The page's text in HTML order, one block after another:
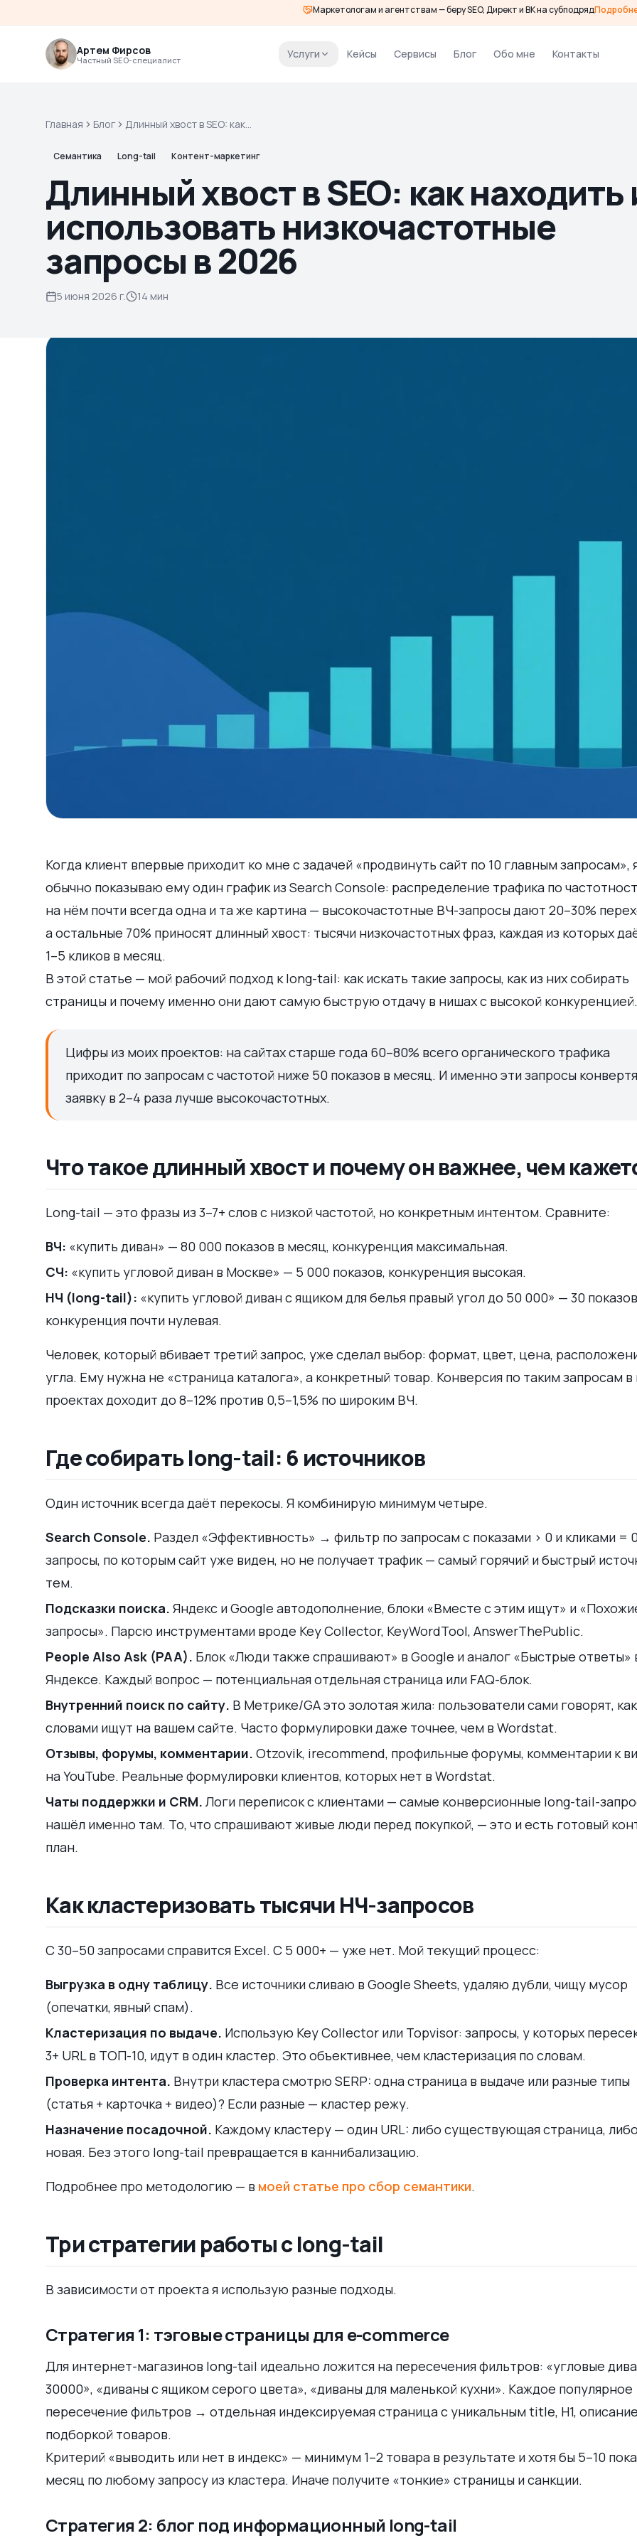
Маркетологам и агентствам — беру SEO, Директ и ВК на субподряд
Артем Фирсов
Частный SEO-специалист Услуги Кейсы Сервисы Блог Обо мне Контакты
Главная Блог
Длинный хвост в SEO: как
низкочастотные запросы в
Семантика Long-tail Контент-маркетинг
Длинный хвост в SEO: как находить
использовать низкочастотные
запросы в 2026
5 июня 2026 г. 14 мин
Когда клиент впервые приходит ко мне с задачей «продвинуть сайт по 10 главным запросам»,
обычно показываю ему один график из Search Console: распределение трафика по
на нём почти всегда одна и та же картина — высокочастотные ВЧ-запросы дают 20–30%
а остальные 70% приносят длинный хвост: тысячи низкочастотных фраз, каждая из которых
1–5 кликов в месяц.
В этой статье — мой рабочий подход к long-tail: как искать такие запросы, как из них собирать
страницы и почему именно они дают самую быструю отдачу в нишах с высокой конкуренцией.
Цифры из моих проектов: на сайтах старше года 60–80% всего органического трафика
приходит по запросам с частотой ниже 50 показов в месяц. И именно эти запросы
заявку в 2–4 раза лучше высокочастотных.
Что такое длинный хвост и почему он важнее, чем
Long-tail — это фразы из 3–7+ слов с низкой частотой, но конкретным интентом. Сравните:
ВЧ: «купить диван» — 80 000 показов в месяц, конкуренция максимальная.
СЧ: «купить угловой диван в Москве» — 5 000 показов, конкуренция высокая.
НЧ (long-tail): «купить угловой диван с ящиком для белья правый угол до 50 000» — 30
конкуренция почти нулевая.
Человек, который вбивает третий запрос, уже сделал выбор: формат, цвет, цена,
угла. Ему нужна не «страница каталога», а конкретный товар. Конверсия по таким запросам
проектах доходит до 8–12% против 0,5–1,5% по широким ВЧ.
Где собирать long-tail: 6 источников
Один источник всегда даёт перекосы. Я комбинирую минимум четыре.
Search Console. Раздел «Эффективность» → фильтр по запросам с показами > 0 и кликами =
запросы, по которым сайт уже виден, но не получает трафик — самый горячий и быстрый
тем.
Подсказки поиска. Яндекс и Google автодополнение, блоки «Вместе с этим ищут» и
запросы». Парсю инструментами вроде Key Collector, KeyWordTool, AnswerThePublic.
People Also Ask (PAA). Блок «Люди также спрашивают» в Google и аналог «Быстрые ответы»
Яндексе. Каждый вопрос — потенциальная отдельная страница или FAQ-блок.
Внутренний поиск по сайту. В Метрике/GA это золотая жила: пользователи сами говорят,
словами ищут на вашем сайте. Часто формулировки даже точнее, чем в Wordstat.
Отзывы, форумы, комментарии. Otzovik, irecommend, профильные форумы, комментарии к
на YouTube. Реальные формулировки клиентов, которых нет в Wordstat.
Чаты поддержки и CRM. Логи переписок с клиентами — самые конверсионные long-tail-
нашёл именно там. То, что спрашивают живые люди перед покупкой, — это и есть готовый
план.
Как кластеризовать тысячи НЧ-запросов
С 30–50 запросами справится Excel. С 5 000+ — уже нет. Мой текущий процесс:
Выгрузка в одну таблицу. Все источники сливаю в Google Sheets, удаляю дубли, чищу мусор
(опечатки, явный спам).
Кластеризация по выдаче. Использую Key Collector или Topvisor: запросы, у которых
3+ URL в ТОП-10, идут в один кластер. Это объективнее, чем кластеризация по словам.
Проверка интента. Внутри кластера смотрю SERP: одна страница в выдаче или разные типы
(статья + карточка + видео)? Если разные — кластер режу.
Назначение посадочной. Каждому кластеру — один URL: либо существующая страница, либо
новая. Без этого long-tail превращается в каннибализацию.
Подробнее про методологию — в моей статье про сбор семантики.
Три стратегии работы с long-tail
В зависимости от проекта я использую разные подходы.
Стратегия 1: тэговые страницы для e-commerce
Для интернет-магазинов long-tail идеально ложится на пересечения фильтров: «угловые
30000», «диваны с ящиком серого цвета», «диваны для маленькой кухни». Каждое популярное
пересечение фильтров → отдельная индексируемая страница с уникальным title, H1,
подборкой товаров.
Критерий «выводить или нет в индекс» — минимум 1–2 товара в результате и хотя бы 5–10
месяц по любому запросу из кластера. Иначе получите «тонкие» страницы и санкции.
Стратегия 2: блог под информационный long-tail